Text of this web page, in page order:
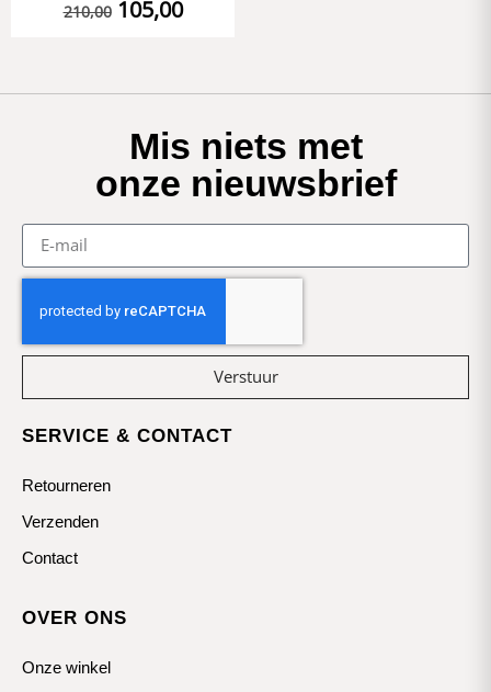
210,00 105,00
Mis niets met
onze nieuwsbrief
Verstuur
SERVICE & CONTACT
Retourneren
Verzenden
Contact
OVER ONS
Onze winkel